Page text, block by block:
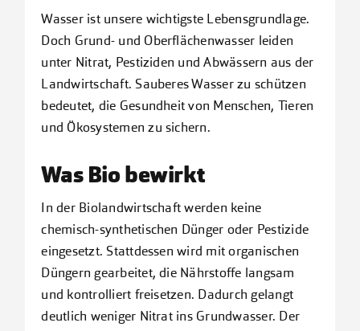
Wasser ist unsere wichtigste Lebensgrundlage.
Doch Grund- und Oberflächenwasser leiden
unter Nitrat, Pestiziden und Abwässern aus der
Landwirtschaft. Sauberes Wasser zu schützen
bedeutet, die Gesundheit von Menschen, Tieren
und Ökosystemen zu sichern.
Was Bio bewirkt
In der Biolandwirtschaft werden keine
chemisch-synthetischen Dünger oder Pestizide
eingesetzt. Stattdessen wird mit organischen
Düngern gearbeitet, die Nährstoffe langsam
und kontrolliert freisetzen. Dadurch gelangt
deutlich weniger Nitrat ins Grundwasser. Der